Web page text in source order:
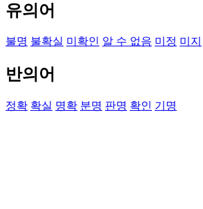
유의어
불명 불확실 미확인 알 수 없음 미정 미지
반의어
정확 확실 명확 분명 판명 확인 기명